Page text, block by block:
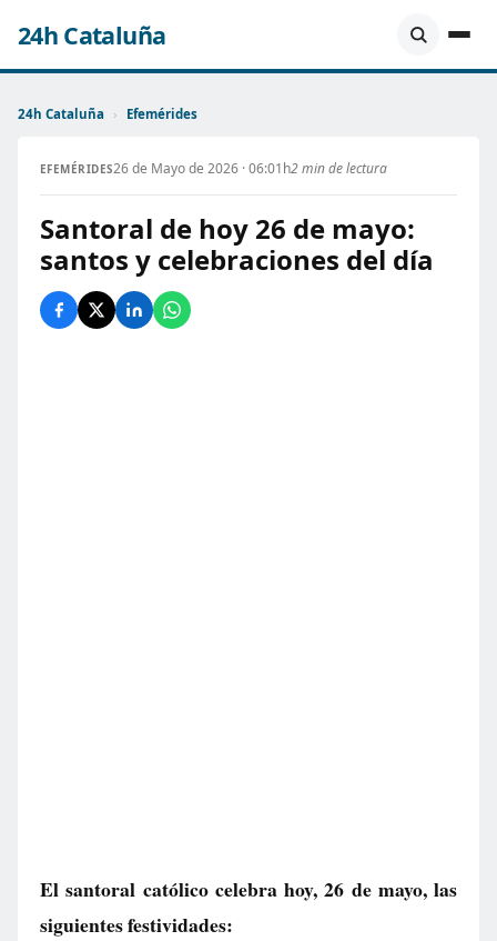
24h Cataluña
24h Cataluña › Efemérides
EFEMÉRIDES26 de Mayo de 2026 · 06:01h2 min de lectura
Santoral de hoy 26 de mayo:
santos y celebraciones del día
El santoral católico celebra hoy, 26 de mayo, las
siguientes festividades: